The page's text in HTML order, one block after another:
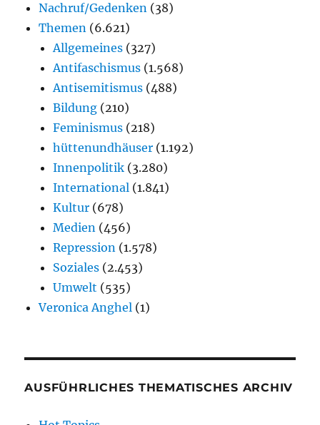
Nachruf/Gedenken (38)
Themen (6.621)
Allgemeines (327)
Antifaschismus (1.568)
Antisemitismus (488)
Bildung (210)
Feminismus (218)
hüttenundhäuser (1.192)
Innenpolitik (3.280)
International (1.841)
Kultur (678)
Medien (456)
Repression (1.578)
Soziales (2.453)
Umwelt (535)
Veronica Anghel (1)
AUSFÜHRLICHES THEMATISCHES ARCHIV